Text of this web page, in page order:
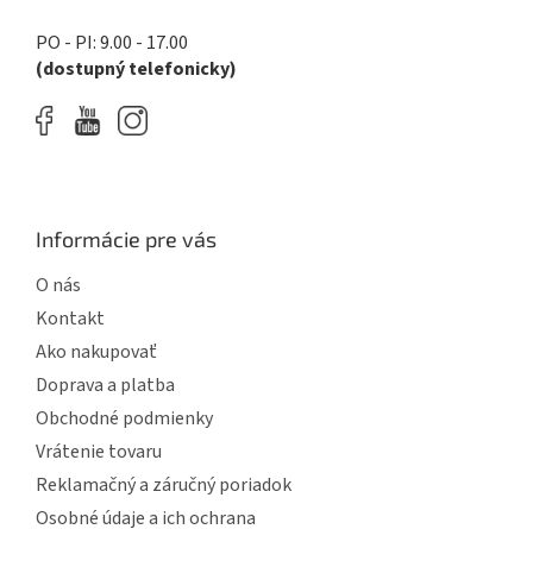
PO - PI: 9.00 - 17.00
(dostupný telefonicky)
Informácie pre vás
O nás
Kontakt
Ako nakupovať
Doprava a platba
Obchodné podmienky
Vrátenie tovaru
Reklamačný a záručný poriadok
Osobné údaje a ich ochrana